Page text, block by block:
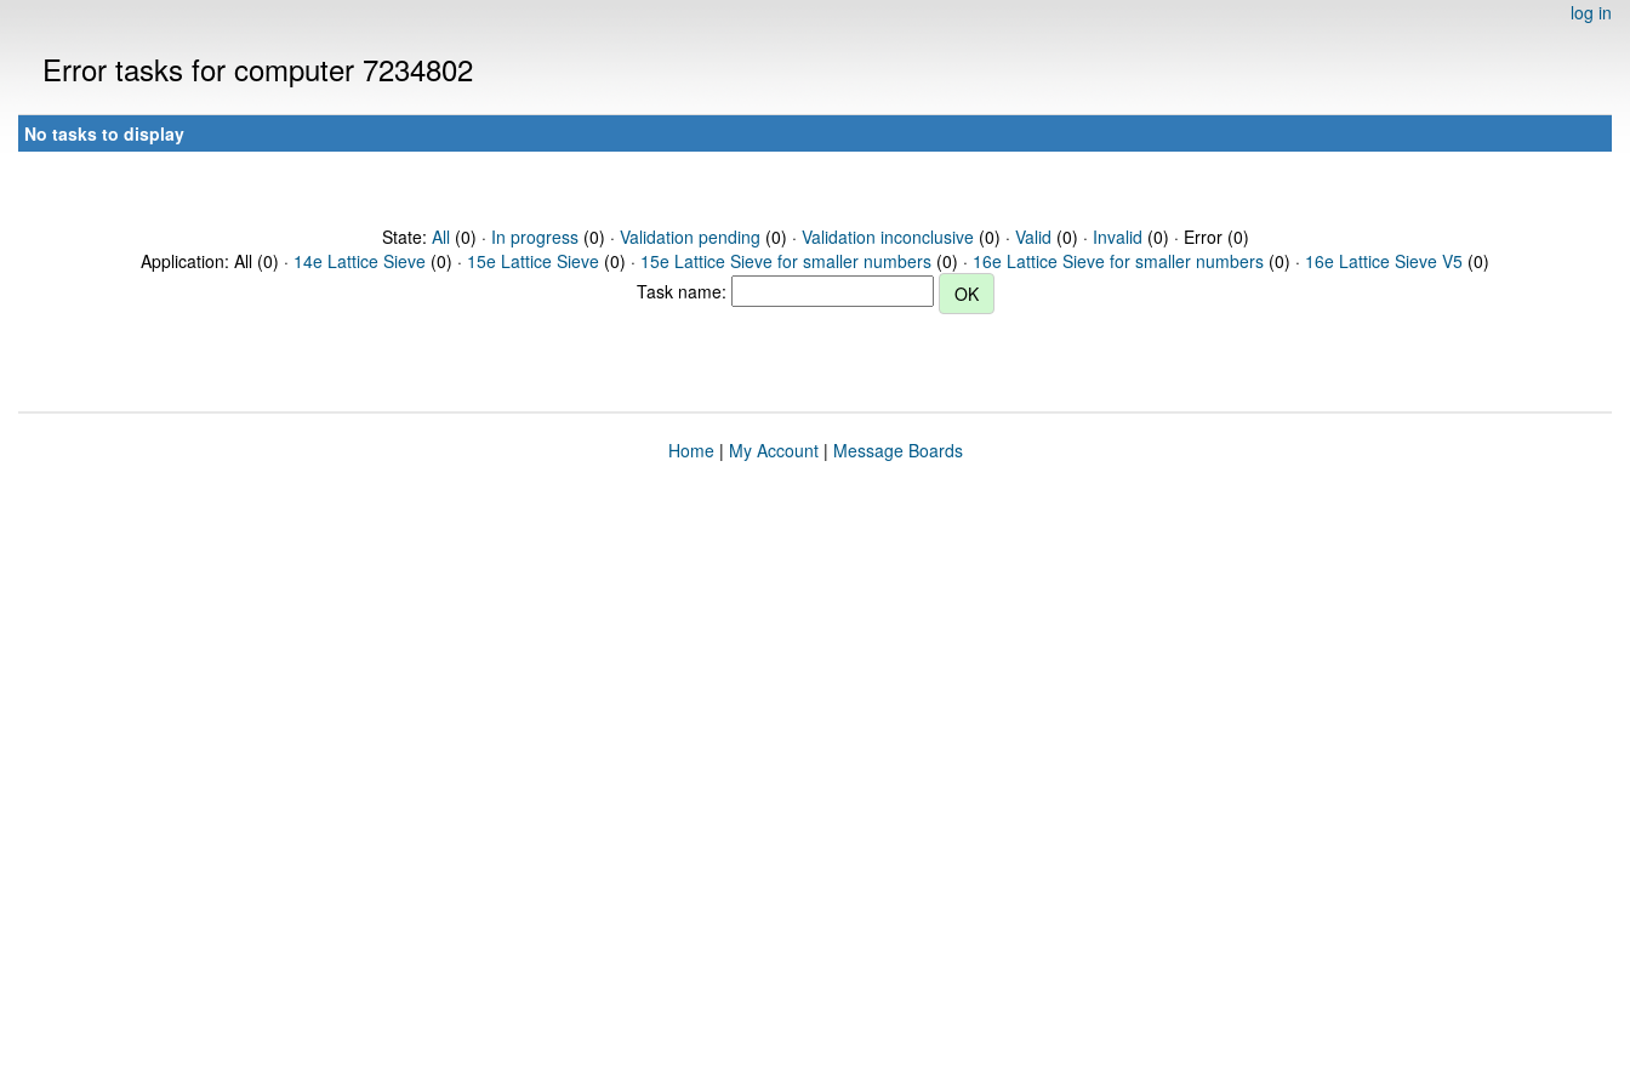
log in
Error tasks for computer 7234802
No tasks to display
State: All(0) · In progress(0) · Validation pending (0) · Validation inconclusive(0) · Valid (0) · Invalid (0) · Error (0)
Application: All (0) · 14e Lattice Sieve (0) · 15e Lattice Sieve (0) · 15e Lattice Sieve for smaller numbers (0) · 16e Lattice Sieve for smaller numbers (0) · 16e Lattice Sieve V5 (0)
Task name:
Home| My Account| Message Boards